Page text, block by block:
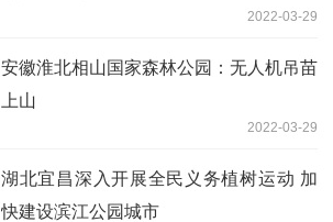
2022-03-29
安徽淮北相山国家森林公园：无人机吊苗
上山
2022-03-29
湖北宜昌深入开展全民义务植树运动 加
快建设滨江公园城市